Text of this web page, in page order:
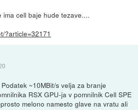
cell baje hude tezave....
?article=32171
~10MBit/s velja za branje
RSX GPU-ja v pomnilnik Cell SPE
melono namesto glave na vratu ali